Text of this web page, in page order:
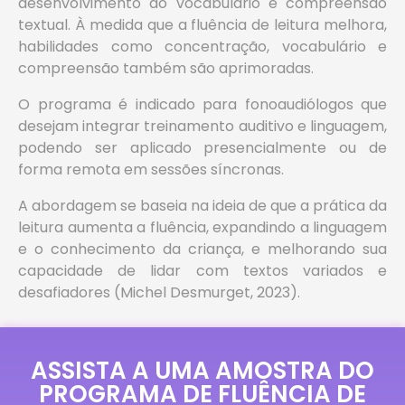
textual. À medida que a fluência de leitura melhora,
habilidades como concentração, vocabulário e
compreensão também são aprimoradas.
O programa é indicado para fonoaudiólogos que
desejam integrar treinamento auditivo e linguagem,
podendo ser aplicado presencialmente ou de
forma remota em sessões síncronas.
A abordagem se baseia na ideia de que a prática da
leitura aumenta a fluência, expandindo a linguagem
e o conhecimento da criança, e melhorando sua
capacidade de lidar com textos variados e
desafiadores (Michel Desmurget, 2023).
ASSISTA A UMA AMOSTRA DO
PROGRAMA DE FLUÊNCIA DE